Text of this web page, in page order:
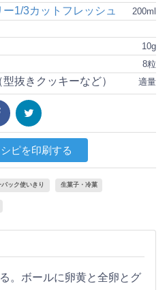
200ml
1/3カットフレッシュ
10g
8粒
適量
型抜きクッキーなど）
ピを印刷する
パック使いきり 生菓子・冷菓
。ボールに卵黄と全卵とグ